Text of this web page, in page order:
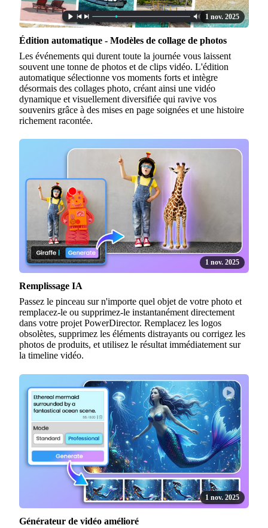
1 nov. 2025
Édition automatique - Modèles de collage de photos
Les événements qui durent toute la journée vous laissent
souvent une tonne de photos et de clips vidéo. L'édition
automatique sélectionne vos moments forts et intègre
désormais des collages photo, créant ainsi une vidéo
dynamique et visuellement diversifiée qui ravive vos
souvenirs grâce à des mises en page soignées et une histoire
richement racontée.
1 nov. 2025
Remplissage IA
Passez le pinceau sur n'importe quel objet de votre photo et
remplacez-le ou supprimez-le instantanément directement
dans votre projet PowerDirector. Remplacez les logos
obsolètes, supprimez les éléments distrayants ou corrigez les
photos de produits, et utilisez le résultat immédiatement sur
la timeline vidéo.
1 nov. 2025
Générateur de vidéo amélioré